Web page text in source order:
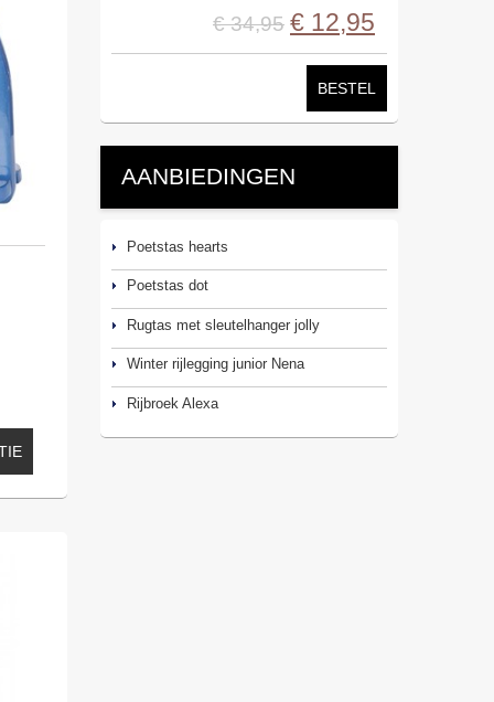
€ 34,95 € 12,95
BESTEL
AANBIEDINGEN
Poetstas hearts
Poetstas dot
Rugtas met sleutelhanger jolly
Winter rijlegging junior Nena
Rijbroek Alexa